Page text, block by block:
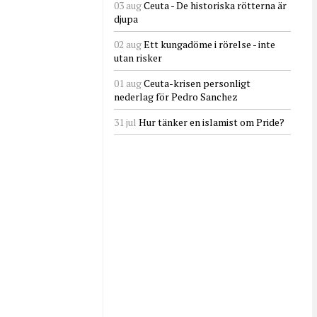
03 augCeuta - De historiska rötterna är
djupa
02 augEtt kungadöme i rörelse - inte
utan risker
01 augCeuta-krisen personligt
nederlag för Pedro Sanchez
31 jul Hur tänker en islamist om Pride?